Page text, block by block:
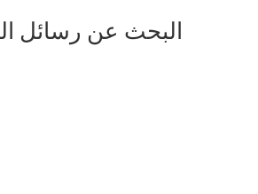
البحث عن رسائل